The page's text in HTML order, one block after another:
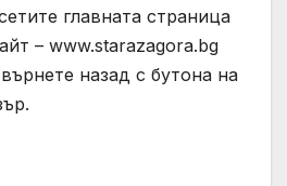
главната страница
– www.starazagora.bg
назад с бутона на